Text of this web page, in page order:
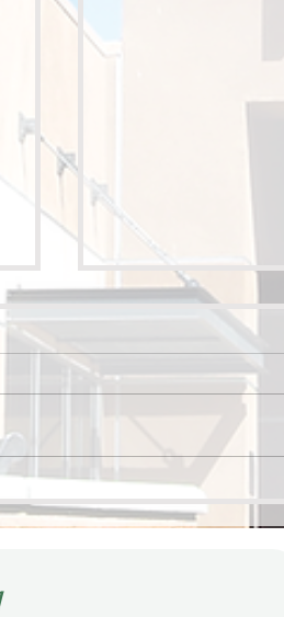
起航同行，正道畢業
友海上團契